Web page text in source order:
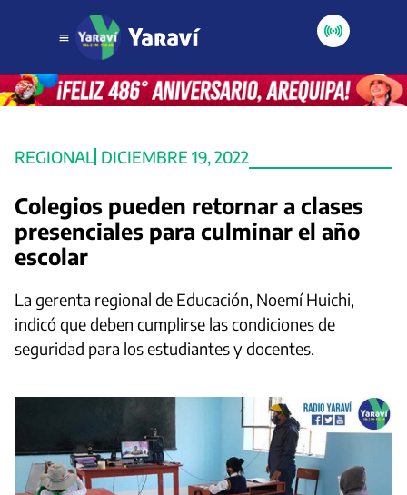
REGIONAL DICIEMBRE 19, 2022
Colegios pueden retornar a clases
presenciales para culminar el año
escolar
La gerenta regional de Educación, Noemí Huichi,
indicó que deben cumplirse las condiciones de
seguridad para los estudiantes y docentes.